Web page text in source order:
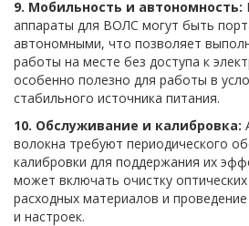
9. Мобильность и автономность:
аппараты для ВОЛС могут быть
автономными, что позволяет
работы на месте без доступа к
особенно полезно для работы в
стабильного источника питания.
10. Обслуживание и калибровка:
волокна требуют периодического
калибровки для поддержания их
может включать очистку
расходных материалов и
и настроек.